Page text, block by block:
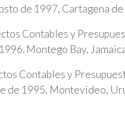
de 1997, Cartagena
Contables y
Montego Bay,
Contables y
de 1995, Montevideo,